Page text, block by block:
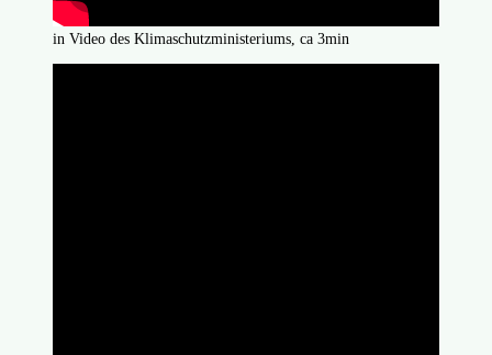
in Video des Klimaschutzministeriums, ca 3min